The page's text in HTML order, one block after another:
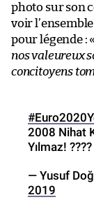
photo sur son
voir
pour légende :
nos valeureux
concitoyens
2008 Nihat
Yılmaz! ????
— Yusuf
2019